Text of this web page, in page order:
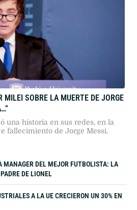
MILEI SOBRE LA MUERTE DE JORGE
una historia en sus redes, en la
fallecimiento de Jorge Messi.
MANAGER DEL MEJOR FUTBOLISTA: LA
DE LIONEL
A LA UE CRECIERON UN 30% EN